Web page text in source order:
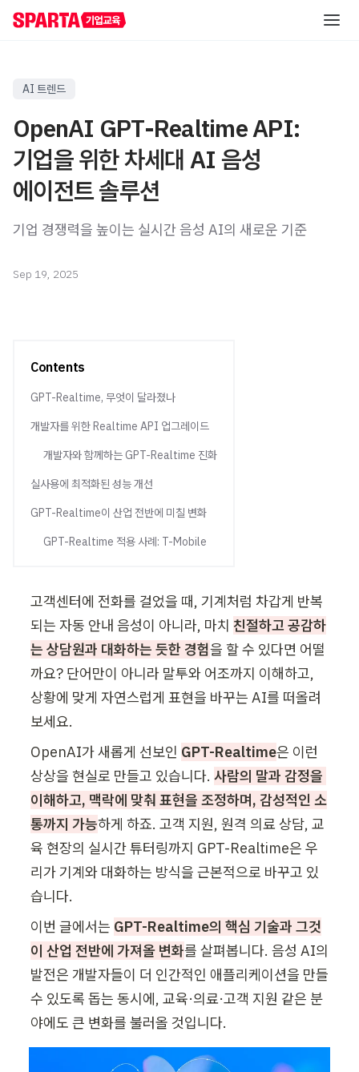
직급별 AI 교육
초급 신입사원 교육
중급 레벨별 교육
중급 AI 해커톤
고급 산업 특화 AI PBL
직무별 AI 교육
직무 공통 교육
세미나
블로그
기업교육 문의하기
AI 트렌드
OpenAI GPT-Realtime API:
기업을 위한 차세대 AI 음성
에이전트 솔루션
기업 경쟁력을 높이는 실시간 음성 AI의 새로운 기준
Sep 19, 2025
Contents
GPT-Realtime, 무엇이 달라졌나
개발자를 위한 Realtime API 업그레이드
개발자와 함께하는 GPT-Realtime 진화
실사용에 최적화된 성능 개선
GPT-Realtime이 산업 전반에 미칠 변화
GPT-Realtime 적용 사례: T-Mobile
고객센터에 전화를 걸었을 때, 기계처럼 차갑게 반복
되는 자동 안내 음성이 아니라, 마치 친절하고 공감하
는 상담원과 대화하는 듯한 경험을 할 수 있다면 어떨
까요? 단어만이 아니라 말투와 어조까지 이해하고,
상황에 맞게 자연스럽게 표현을 바꾸는 AI를 떠올려
보세요.
OpenAI가 새롭게 선보인 GPT-Realtime은 이런
상상을 현실로 만들고 있습니다. 사람의 말과 감정을
이해하고, 맥락에 맞춰 표현을 조정하며, 감성적인 소
통까지 가능하게 하죠. 고객 지원, 원격 의료 상담, 교
육 현장의 실시간 튜터링까지 GPT-Realtime은 우
리가 기계와 대화하는 방식을 근본적으로 바꾸고 있
습니다.
이번 글에서는 GPT-Realtime의 핵심 기술과 그것
이 산업 전반에 가져올 변화를 살펴봅니다. 음성 AI의
발전은 개발자들이 더 인간적인 애플리케이션을 만들
수 있도록 돕는 동시에, 교육·의료·고객 지원 같은 분
야에도 큰 변화를 불러올 것입니다.